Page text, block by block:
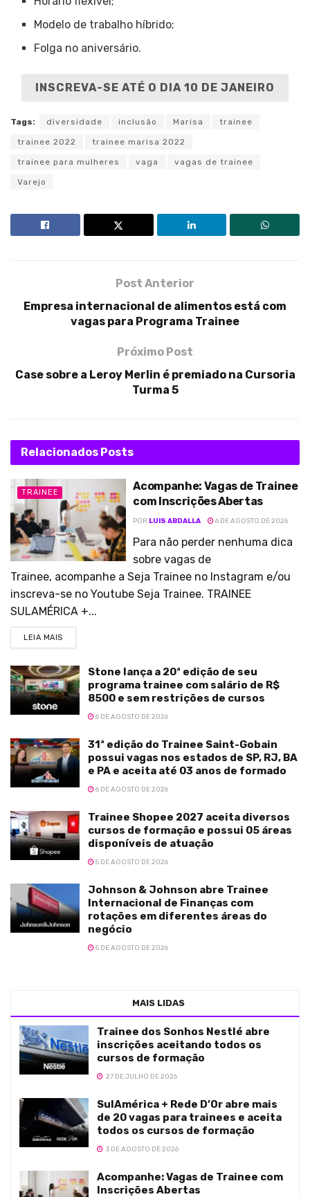
Modelo de trabalho híbrido;
Folga no aniversário.
INSCREVA-SE ATÉ O DIA 10 DE JANEIRO
Tags: diversidade inclusão Marisa trainee
trainee 2022 trainee marisa 2022
trainee para mulheres vaga vagas de trainee
Varejo
Post Anterior
Empresa internacional de alimentos está com
vagas para Programa Trainee
Próximo Post
Case sobre a Leroy Merlin é premiado na Cursoria
Turma 5
Relacionados Posts
TRAINEE
Acompanhe: Vagas de Trainee
com Inscrições Abertas
POR LUIS ABDALLA 6 DE AGOSTO DE 2026
Para não perder nenhuma dica
sobre vagas de
Trainee, acompanhe a Seja Trainee no Instagram e/ou
inscreva-se no Youtube Seja Trainee. TRAINEE
SULAMÉRICA +...
LEIA MAIS
Stone lança a 20ª edição de seu
programa trainee com salário de R$
8500 e sem restrições de cursos
6 DE AGOSTO DE 2026
31ª edição do Trainee Saint-Gobain
possui vagas nos estados de SP, RJ, BA
e PA e aceita até 03 anos de formado
6 DE AGOSTO DE 2026
Trainee Shopee 2027 aceita diversos
cursos de formação e possui 05 áreas
disponíveis de atuação
5 DE AGOSTO DE 2026
Johnson & Johnson abre Trainee
Internacional de Finanças com
rotações em diferentes áreas do
negócio
5 DE AGOSTO DE 2026
MAIS LIDAS
Trainee dos Sonhos Nestlé abre
inscrições aceitando todos os
cursos de formação
27 DE JULHO DE 2026
SulAmérica + Rede D’Or abre mais
de 20 vagas para trainees e aceita
todos os cursos de formação
3 DE AGOSTO DE 2026
Acompanhe: Vagas de Trainee com
Inscrições Abertas